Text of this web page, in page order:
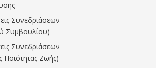
Συνεδριάσεων
Συμβουλίου)
Συνεδριάσεων
Ποιότητας Ζωής)